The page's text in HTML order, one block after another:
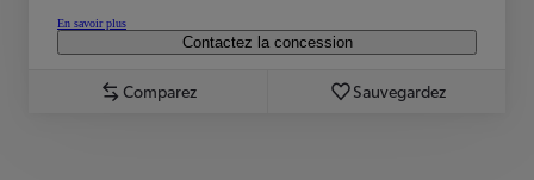
En savoir plus
Contactez la concession
Comparez Sauvegardez